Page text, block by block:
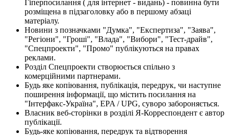
Гіперпосилання ( для інтернет - видань) - повинна бути
розміщена в підзаголовку або в першому абзаці
матеріалу.
Новини з позначками "Думка", "Експертиза", "Заява",
"Регіони", "Гроші", "Влада", "Вибори", "Тест-драйв",
"Спецпроекти", "Промо" публікуються на правах
реклами.
Розділ Спецпроекти створюється спільно з
комерційними партнерами.
Будь яке копіювання, публікація, передрук, чи наступне
поширення інформації, що містить посилання на
"Інтерфакс-Україна", EPA / UPG, суворо забороняється.
Власник веб-сторінки в розділі Я-Корреспондент є автор
публікації.
Будь-яке копіювання, передрук та відтворення